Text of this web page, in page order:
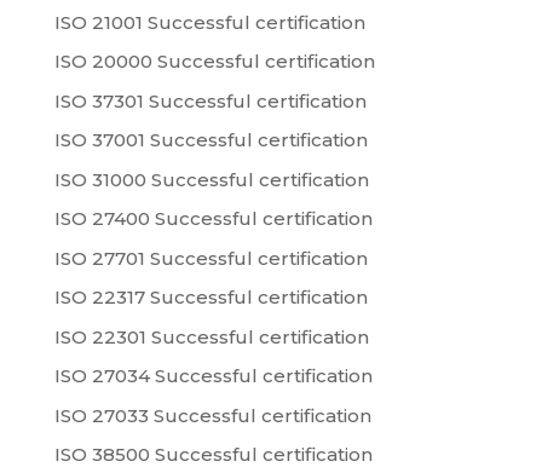
ISO 21001 Successful certification
ISO 20000 Successful certification
ISO 37301 Successful certification
ISO 37001 Successful certification
ISO 31000 Successful certification
ISO 27400 Successful certification
ISO 27701 Successful certification
ISO 22317 Successful certification
ISO 22301 Successful certification
ISO 27034 Successful certification
ISO 27033 Successful certification
ISO 38500 Successful certification